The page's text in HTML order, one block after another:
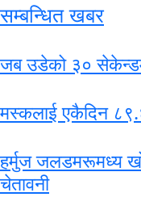
सम्बन्धित खबर
जब उडेको ३०
मस्कलाई एकैदिन
हर्मुज जलडमरूमध्य
चेतावनी